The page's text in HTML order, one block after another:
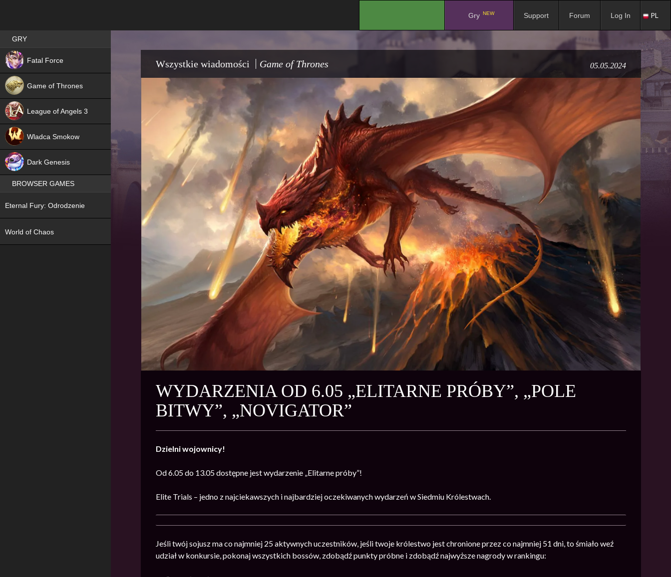
Gry NEW Support Forum Log In PL
Wszystkie wiadomości Game of Thrones 05.05.2024
WYDARZENIA OD 6.05 „ELITARNE PRÓBY”, „POLE
BITWY”, „NOVIGATOR”
Dzielni wojownicy!
Od 6.05 do 13.05 dostępne jest wydarzenie „Elitarne próby”!
Elite Trials – jedno z najciekawszych i najbardziej oczekiwanych wydarzeń w Siedmiu Królestwach.
Jeśli twój sojusz ma co najmniej 25 aktywnych uczestników, jeśli twoje królestwo jest chronione przez co najmniej 51 dni, to śmiało weź
udział w konkursie, pokonaj wszystkich bossów, zdobądź punkty próbne i zdobądź najwyższe nagrody w rankingu:
Best RPG games in Poland
GRY
Fatal Force
Game of Thrones
League of Angels 3
Wladca Smokow
Dark Genesis
BROWSER GAMES
Eternal Fury: Odrodzenie
World of Chaos